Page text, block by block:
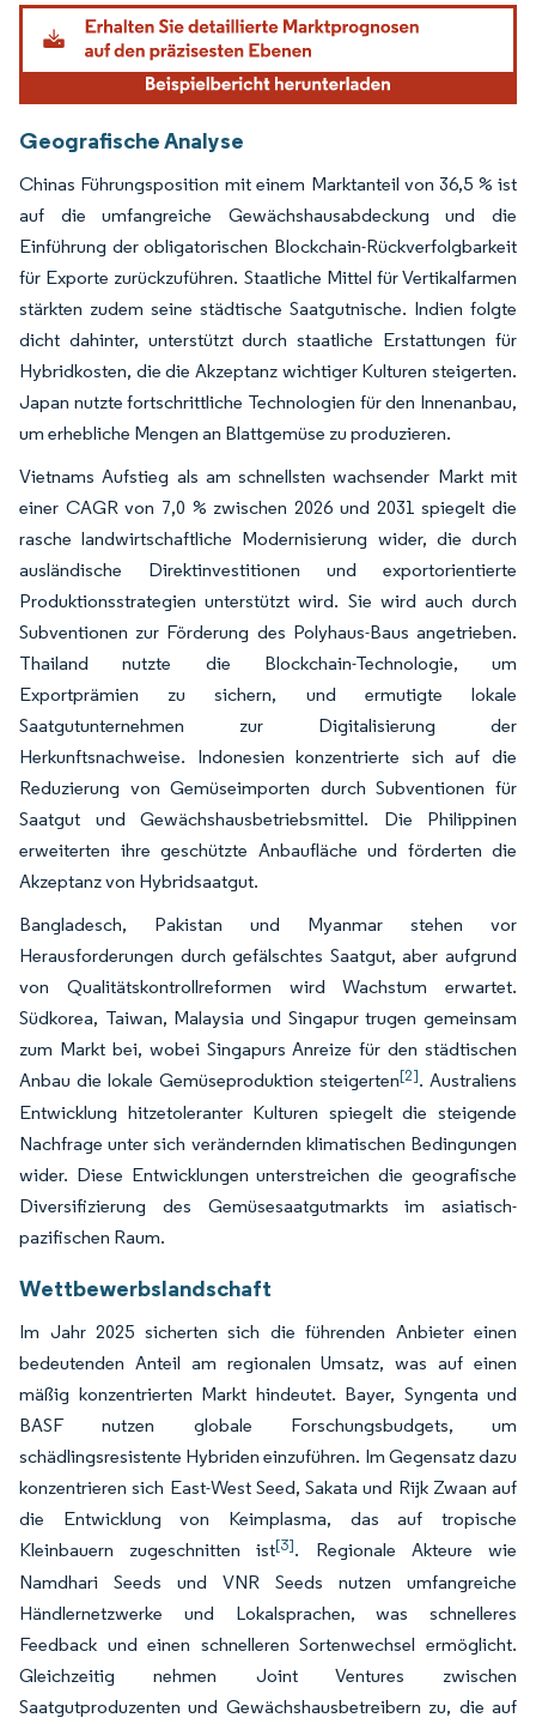
Geografische Analyse
Chinas Führungsposition mit einem Marktanteil von 36,5 % ist
auf die umfangreiche Gewächshausabdeckung und die
Einführung der obligatorischen Blockchain-Rückverfolgbarkeit
für Exporte zurückzuführen. Staatliche Mittel für Vertikalfarmen
stärkten zudem seine städtische Saatgutnische. Indien folgte
dicht dahinter, unterstützt durch staatliche Erstattungen für
Hybridkosten, die die Akzeptanz wichtiger Kulturen steigerten.
Japan nutzte fortschrittliche Technologien für den Innenanbau,
um erhebliche Mengen an Blattgemüse zu produzieren.
Vietnams Aufstieg als am schnellsten wachsender Markt mit
einer CAGR von 7,0 % zwischen 2026 und 2031 spiegelt die
rasche landwirtschaftliche Modernisierung wider, die durch
ausländische Direktinvestitionen und exportorientierte
Produktionsstrategien unterstützt wird. Sie wird auch durch
Subventionen zur Förderung des Polyhaus-Baus angetrieben.
Thailand nutzte die Blockchain-Technologie, um
Exportprämien zu sichern, und ermutigte lokale
Saatgutunternehmen zur Digitalisierung der
Herkunftsnachweise. Indonesien konzentrierte sich auf die
Reduzierung von Gemüseimporten durch Subventionen für
Saatgut und Gewächshausbetriebsmittel. Die Philippinen
erweiterten ihre geschützte Anbaufläche und förderten die
Akzeptanz von Hybridsaatgut.
Bangladesch, Pakistan und Myanmar stehen vor
Herausforderungen durch gefälschtes Saatgut, aber aufgrund
von Qualitätskontrollreformen wird Wachstum erwartet.
Südkorea, Taiwan, Malaysia und Singapur trugen gemeinsam
zum Markt bei, wobei Singapurs Anreize für den städtischen
Anbau die lokale Gemüseproduktion steigerten[2]. Australiens
Entwicklung hitzetoleranter Kulturen spiegelt die steigende
Nachfrage unter sich verändernden klimatischen Bedingungen
wider. Diese Entwicklungen unterstreichen die geografische
Diversifizierung des Gemüsesaatgutmarkts im asiatisch-
pazifischen Raum.
Wettbewerbslandschaft
Im Jahr 2025 sicherten sich die führenden Anbieter einen
bedeutenden Anteil am regionalen Umsatz, was auf einen
mäßig konzentrierten Markt hindeutet. Bayer, Syngenta und
BASF nutzen globale Forschungsbudgets, um
schädlingsresistente Hybriden einzuführen. Im Gegensatz dazu
konzentrieren sich East-West Seed, Sakata und Rijk Zwaan auf
die Entwicklung von Keimplasma, das auf tropische
Kleinbauern zugeschnitten ist[3]. Regionale Akteure wie
Namdhari Seeds und VNR Seeds nutzen umfangreiche
Händlernetzwerke und Lokalsprachen, was schnelleres
Feedback und einen schnelleren Sortenwechsel ermöglicht.
Gleichzeitig nehmen Joint Ventures zwischen
Saatgutproduzenten und Gewächshausbetreibern zu, die auf